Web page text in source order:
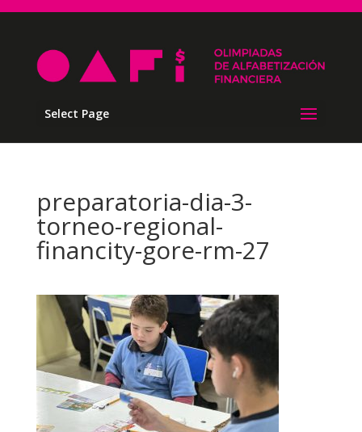
Select Page
preparatoria-dia-3-
torneo-regional-
financity-gore-rm-27